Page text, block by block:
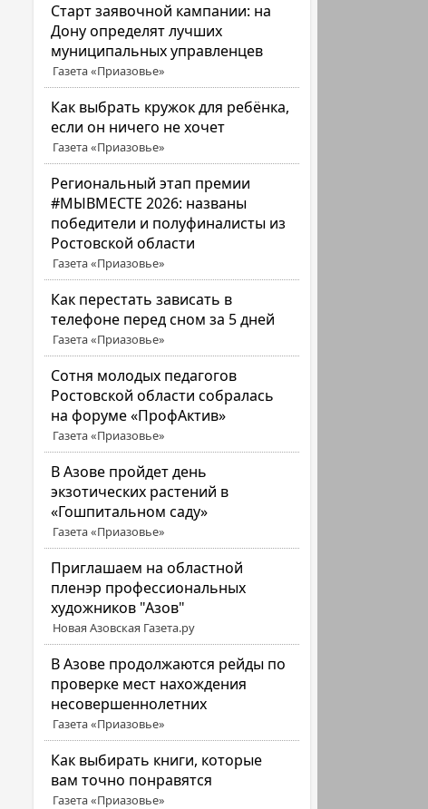
Старт заявочной кампании: на
Дону определят лучших
муниципальных управленцев
Газета «Приазовье»
Как выбрать кружок для ребёнка,
если он ничего не хочет
Газета «Приазовье»
Региональный этап премии
#МЫВМЕСТЕ 2026: названы
победители и полуфиналисты из
Ростовской области
Газета «Приазовье»
Как перестать зависать в
телефоне перед сном за 5 дней
Газета «Приазовье»
Сотня молодых педагогов
Ростовской области собралась
на форуме «ПрофАктив»
Газета «Приазовье»
В Азове пройдет день
экзотических растений в
«Гошпитальном саду»
Газета «Приазовье»
Приглашаем на областной
пленэр профессиональных
художников "Азов"
Новая Азовская Газета.ру
В Азове продолжаются рейды по
проверке мест нахождения
несовершеннолетних
Газета «Приазовье»
Как выбирать книги, которые
вам точно понравятся
Газета «Приазовье»